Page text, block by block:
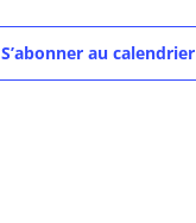
S’abonner au calendrier